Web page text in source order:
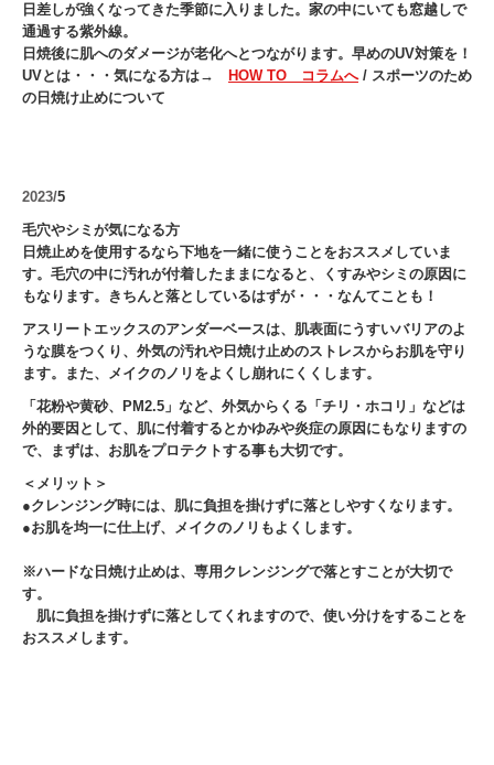
日差しが強くなってきた季節に入りました。家の中にいても窓越しで
通過する紫外線。
日焼後に肌へのダメージが老化へとつながります。早めのUV対策を！
UVとは・・・気になる方は→
HOW TO コラムへ/ スポーツのため
の日焼け止めについて
2023/5
毛穴やシミが気になる方
日焼止めを使用するなら下地を一緒に使うことをおススメしていま
す。毛穴の中に汚れが付着したままになると、くすみやシミの原因に
もなります。きちんと落としているはずが・・・なんてことも！
アスリートエックスのアンダーベースは、肌表面にうすいバリアのよ
うな膜をつくり、外気の汚れや日焼け止めのストレスからお肌を守り
ます。また、メイクのノリをよくし崩れにくくします。
「花粉や黄砂、PM2.5」など、外気からくる「チリ・ホコリ」などは
外的要因として、肌に付着するとかゆみや炎症の原因にもなりますの
で、まずは、お肌をプロテクトする事も大切です。
＜メリット＞
●クレンジング時には、肌に負担を掛けずに落としやすくなります。
●お肌を均一に仕上げ、メイクのノリもよくします。
※ハードな日焼け止めは、専用クレンジングで落とすことが大切で
す。
肌に負担を掛けずに落としてくれますので、使い分けをすることを
おススメします。